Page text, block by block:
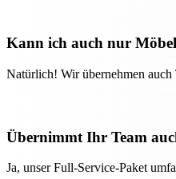
Kann ich auch nur
Natürlich! Wir übernehmen auch
Übernimmt Ihr Team
Ja, unser Full-Service-Paket